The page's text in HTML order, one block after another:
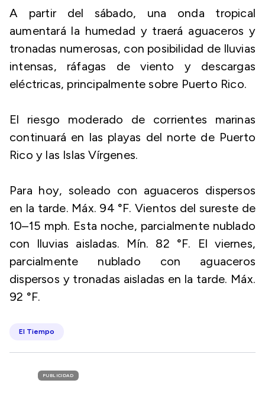
A partir del sábado, una onda tropical
aumentará la humedad y traerá aguaceros y
tronadas numerosas, con posibilidad de lluvias
intensas, ráfagas de viento y descargas
eléctricas, principalmente sobre Puerto Rico.
El riesgo moderado de corrientes marinas
continuará en las playas del norte de Puerto
Rico y las Islas Vírgenes.
Para hoy, soleado con aguaceros dispersos
en la tarde. Máx. 94 °F. Vientos del sureste de
10–15 mph. Esta noche, parcialmente nublado
con lluvias aisladas. Mín. 82 °F. El viernes,
parcialmente nublado con aguaceros
dispersos y tronadas aisladas en la tarde. Máx.
92 °F.
El Tiempo
PUBLICIDAD